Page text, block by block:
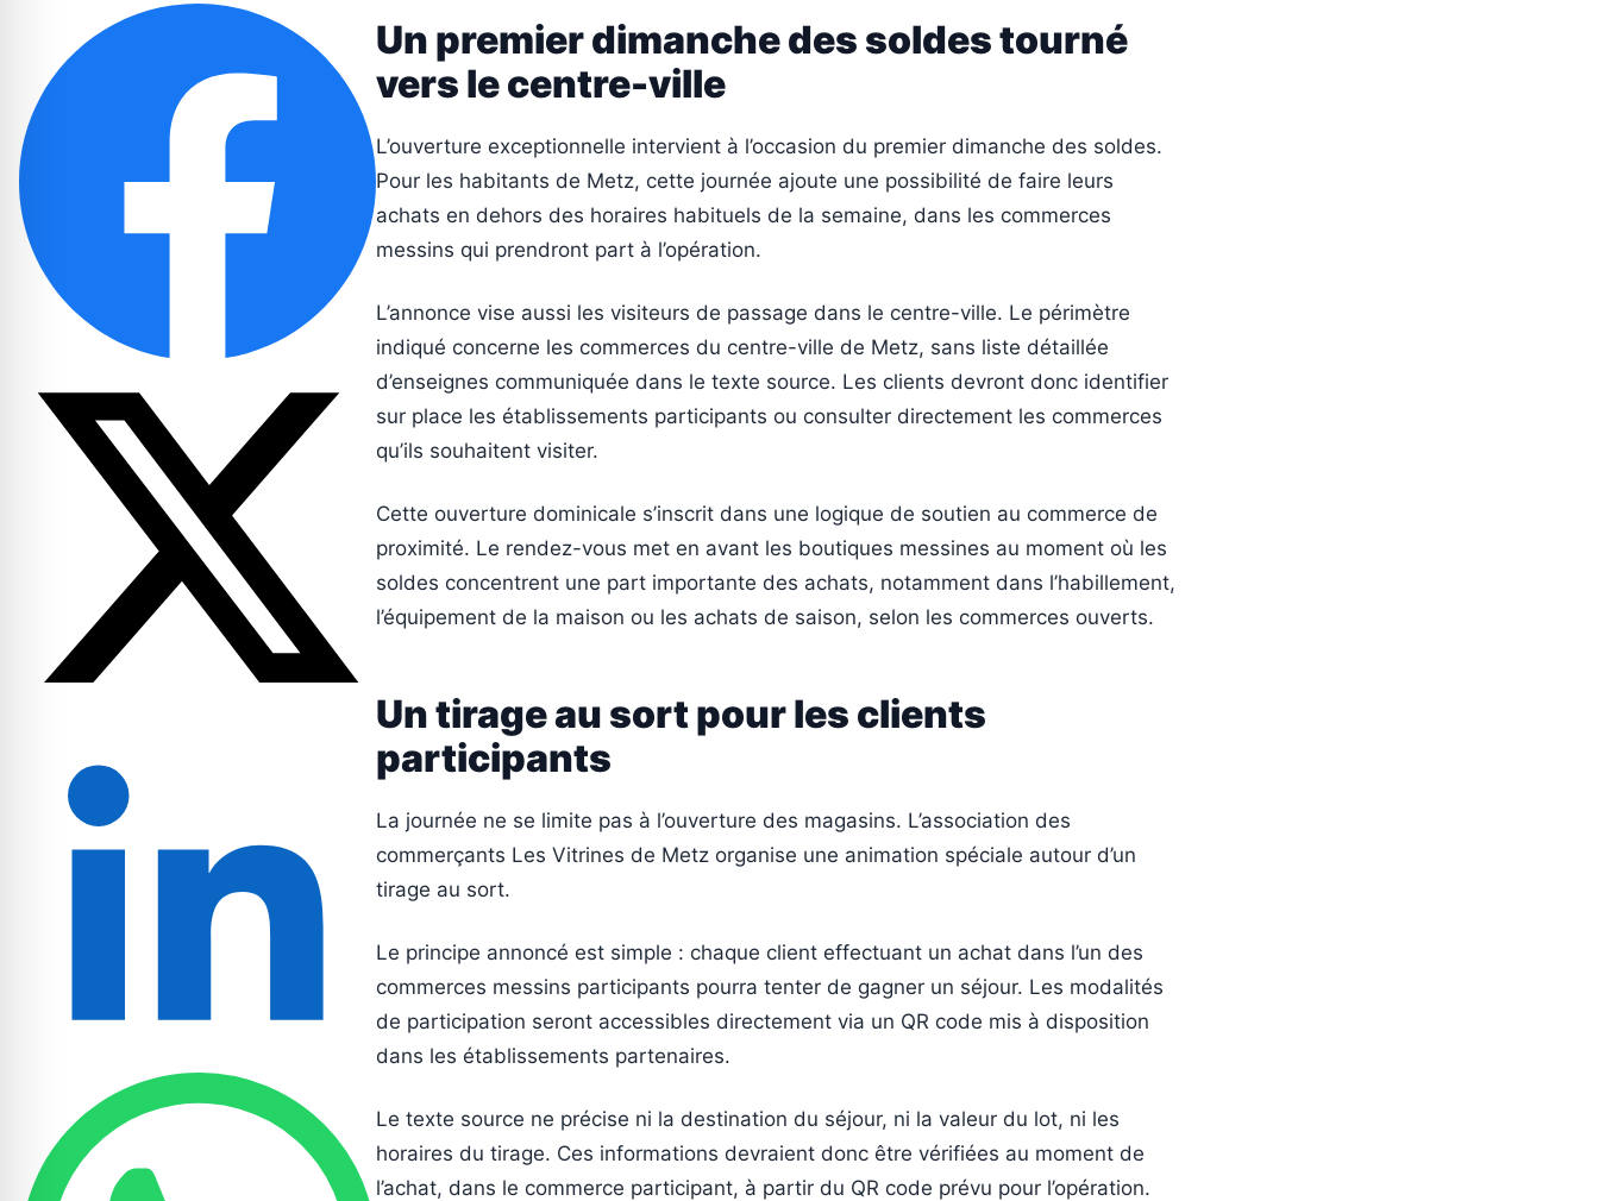
Un premier dimanche des soldes tourné
vers le centre-ville
L’ouverture exceptionnelle intervient à l’occasion du premier dimanche des soldes.
Pour les habitants de Metz, cette journée ajoute une possibilité de faire leurs
achats en dehors des horaires habituels de la semaine, dans les commerces
messins qui prendront part à l’opération.
L’annonce vise aussi les visiteurs de passage dans le centre-ville. Le périmètre
indiqué concerne les commerces du centre-ville de Metz, sans liste détaillée
d’enseignes communiquée dans le texte source. Les clients devront donc identifier
sur place les établissements participants ou consulter directement les commerces
qu’ils souhaitent visiter.
Cette ouverture dominicale s’inscrit dans une logique de soutien au commerce de
proximité. Le rendez-vous met en avant les boutiques messines au moment où les
soldes concentrent une part importante des achats, notamment dans l’habillement,
l’équipement de la maison ou les achats de saison, selon les commerces ouverts.
Un tirage au sort pour les clients
participants
La journée ne se limite pas à l’ouverture des magasins. L’association des
commerçants Les Vitrines de Metz organise une animation spéciale autour d’un
tirage au sort.
Le principe annoncé est simple : chaque client effectuant un achat dans l’un des
commerces messins participants pourra tenter de gagner un séjour. Les modalités
de participation seront accessibles directement via un QR code mis à disposition
dans les établissements partenaires.
Le texte source ne précise ni la destination du séjour, ni la valeur du lot, ni les
horaires du tirage. Ces informations devraient donc être vérifiées au moment de
l’achat, dans le commerce participant, à partir du QR code prévu pour l’opération.